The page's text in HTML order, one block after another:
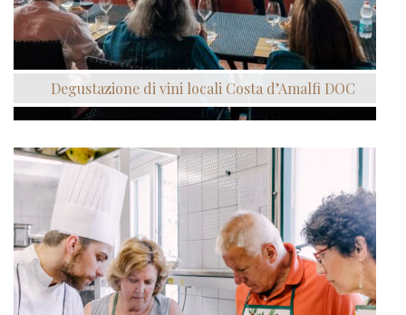
Degustazione di vini locali Costa d’Amalfi DOC